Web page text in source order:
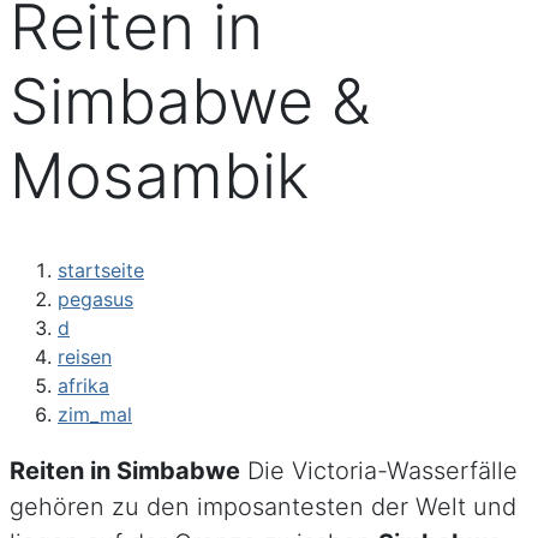
Reiten in
Simbabwe &
Mosambik
startseite
pegasus
d
reisen
afrika
zim_mal
Reiten in Simbabwe Die Victoria-Wasserfälle
gehören zu den imposantesten der Welt und